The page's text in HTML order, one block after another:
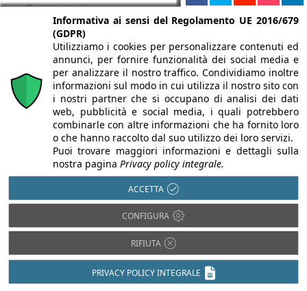
condensa superficiale,
massimizzando le
prestazioni del ...
decadi di
affidabilità
18/04/2025
Uponor Siccus 16: il
radiante per le
nuove
ristrutturazioni
Informativa ai sensi del Regolamento UE 2016/679
(GDPR)
Utilizziamo i cookies per personalizzare contenuti ed
annunci, per fornire funzionalità dei social media e
per analizzare il nostro traffico. Condividiamo inoltre
informazioni sul modo in cui utilizza il nostro sito con
i nostri partner che si occupano di analisi dei dati
web, pubblicità e social media, i quali potrebbero
combinarle con altre informazioni che ha fornito loro
o che hanno raccolto dal suo utilizzo dei loro servizi.
Puoi trovare maggiori informazioni e dettagli sulla
nostra pagina Privacy policy integrale.
ACCETTA
CONFIGURA
RIFIUTA
PRIVACY POLICY INTEGRALE